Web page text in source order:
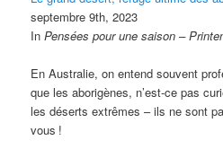
septembre 9th, 2023
InPensées pour une saison –
En Australie, on entend souvent
que les aborigènes, n’est-ce pas
les déserts extrêmes – ils ne sont
vous !